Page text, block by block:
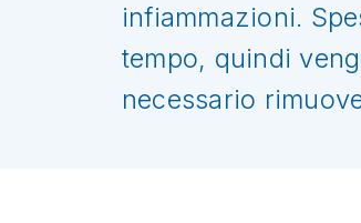
infiammazioni.
tempo, quindi
necessario